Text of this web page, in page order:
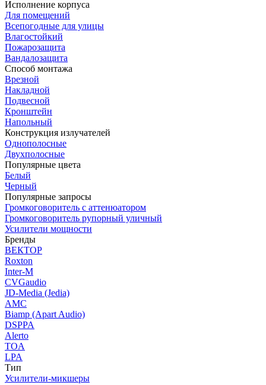
Исполнение корпуса
Для помещений
Всепогодные для улицы
Влагостойкий
Пожарозащита
Вандалозащита
Способ монтажа
Врезной
Накладной
Подвесной
Кронштейн
Напольный
Конструкция излучателей
Однополосные
Двухполосные
Популярные цвета
Белый
Черный
Популярные запросы
Громкоговоритель с аттенюатором
Громкоговоритель рупорный уличный
Усилители мощности
Бренды
ВЕКТОР
Roxton
Inter-M
CVGaudio
JD-Media (Jedia)
AMC
Biamp (Apart Audio)
DSPPA
Alerto
TOA
LPA
Тип
Усилители-микшеры